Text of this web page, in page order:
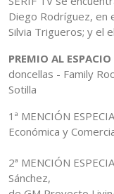
Diego Rodríguez, en
Silvia Trigueros; y el
PREMIO AL
doncellas - Family
Sotilla
1ª MENCIÓN
Económica y
2ª MENCIÓN
Sánchez,